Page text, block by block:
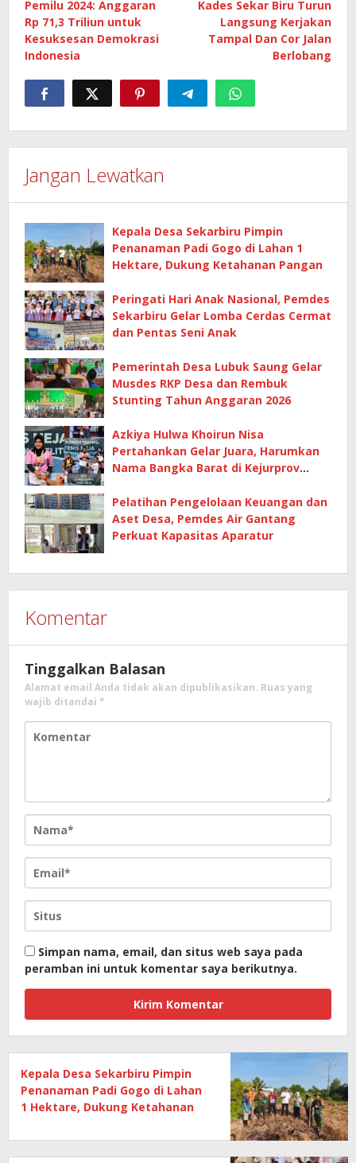
pos
Pemilu 2024: Anggaran
Rp 71,3 Triliun untuk
Kesuksesan Demokrasi
Indonesia
Kades Sekar Biru Turun
Langsung Kerjakan
Tampal Dan Cor Jalan
Berlobang
Jangan Lewatkan
Kepala Desa Sekarbiru Pimpin
Penanaman Padi Gogo di Lahan 1
Hektare, Dukung Ketahanan Pangan
Peringati Hari Anak Nasional, Pemdes
Sekarbiru Gelar Lomba Cerdas Cermat
dan Pentas Seni Anak
Pemerintah Desa Lubuk Saung Gelar
Musdes RKP Desa dan Rembuk
Stunting Tahun Anggaran 2026
Azkiya Hulwa Khoirun Nisa
Pertahankan Gelar Juara, Harumkan
Nama Bangka Barat di Kejurprov
Pelatihan Pengelolaan Keuangan dan
Aset Desa, Pemdes Air Gantang
Perkuat Kapasitas Aparatur
Komentar
Tinggalkan Balasan
Alamat email Anda tidak akan dipublikasikan. Ruas yang
wajib ditandai *
Simpan nama, email, dan situs web saya pada
peramban ini untuk komentar saya berikutnya.
Kepala Desa Sekarbiru Pimpin
Penanaman Padi Gogo di Lahan
1 Hektare, Dukung Ketahanan